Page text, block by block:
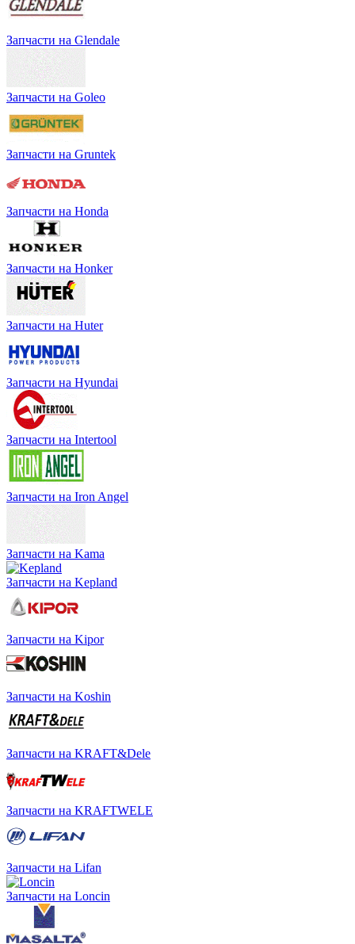
Запчасти на Glendale
Запчасти на Goleo
Запчасти на Gruntek
Запчасти на Honda
Запчасти на Honker
Запчасти на Huter
Запчасти на Hyundai
Запчасти на Intertool
Запчасти на Iron Angel
Запчасти на Kama
Запчасти на Kepland
Запчасти на Kipor
Запчасти на Koshin
Запчасти на KRAFT&Dele
Запчасти на KRAFTWELE
Запчасти на Lifan
Запчасти на Loncin